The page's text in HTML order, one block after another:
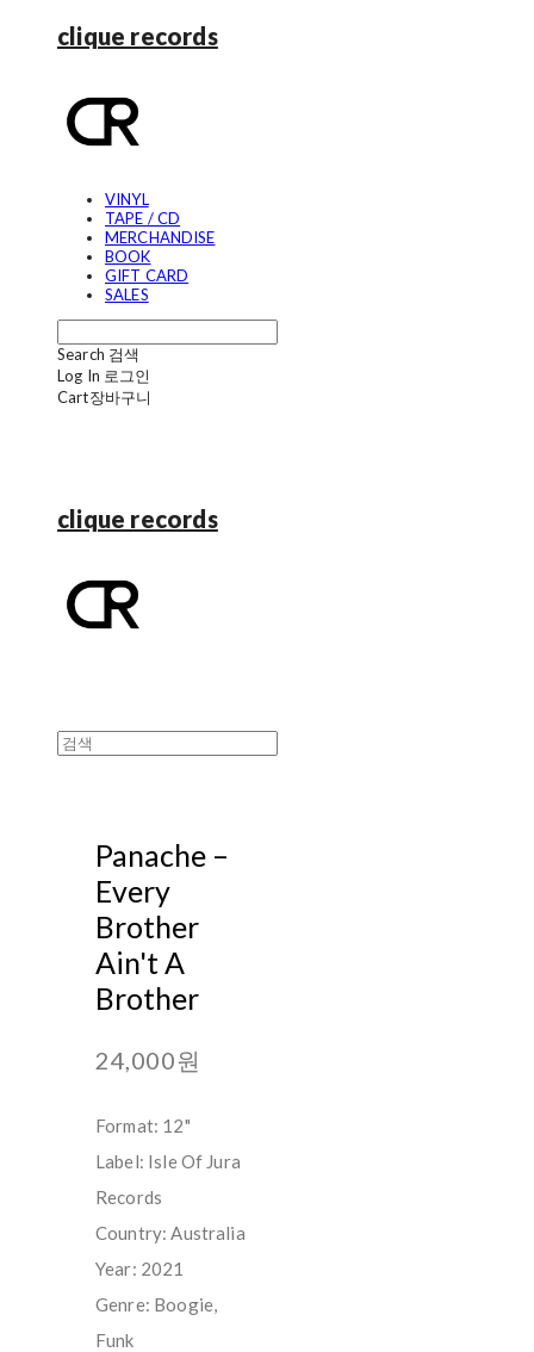
clique records
VINYL
TAPE / CD
MERCHANDISE
BOOK
GIFT CARD
SALES
Search 검색
Log In 로그인
Cart장바구니
clique records
Panache ‎–
Every
Brother
Ain't A
Brother
24,000원
Format: 12"
Label: Isle Of Jura
Records
Country: Australia
Year: 2021
Genre: Boogie,
Funk